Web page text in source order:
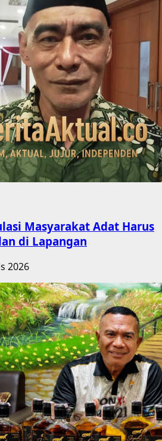
Masyarakat Adat Harus
di Lapangan
2026